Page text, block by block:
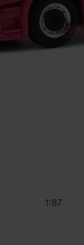
1:87